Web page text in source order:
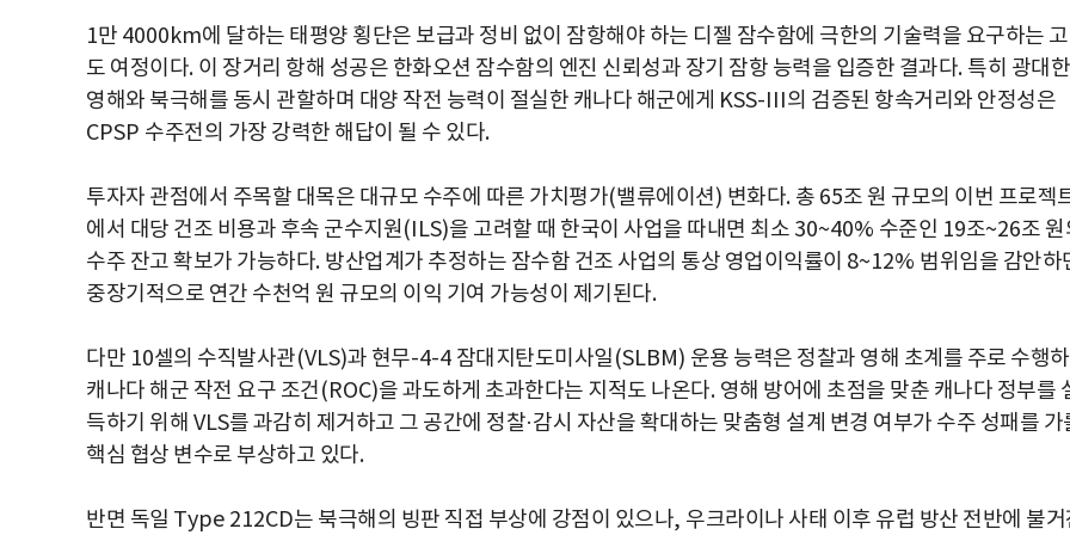
1만 4000km에 달하는 태평양 횡단은 보급과 정비 없이 잠항해야 하는 디젤 잠수함에 극한의 기술력을 요구하는
도 여정이다. 이 장거리 항해 성공은 한화오션 잠수함의 엔진 신뢰성과 장기 잠항 능력을 입증한 결과다. 특히 광대한
영해와 북극해를 동시 관할하며 대양 작전 능력이 절실한 캐나다 해군에게 KSS-III의 검증된 항속거리와 안정성은
CPSP 수주전의 가장 강력한 해답이 될 수 있다.
투자자 관점에서 주목할 대목은 대규모 수주에 따른 가치평가(밸류에이션) 변화다. 총 65조 원 규모의 이번 프로젝
에서 대당 건조 비용과 후속 군수지원(ILS)을 고려할 때 한국이 사업을 따내면 최소 30~40% 수준인 19조~26조 원
수주 잔고 확보가 가능하다. 방산업계가 추정하는 잠수함 건조 사업의 통상 영업이익률이 8~12% 범위임을 감안하
중장기적으로 연간 수천억 원 규모의 이익 기여 가능성이 제기된다.
다만 10셀의 수직발사관(VLS)과 현무-4-4 잠대지탄도미사일(SLBM) 운용 능력은 정찰과 영해 초계를 주로 수행
캐나다 해군 작전 요구 조건(ROC)을 과도하게 초과한다는 지적도 나온다. 영해 방어에 초점을 맞춘 캐나다 정부를
득하기 위해 VLS를 과감히 제거하고 그 공간에 정찰·감시 자산을 확대하는 맞춤형 설계 변경 여부가 수주 성패를 가
핵심 협상 변수로 부상하고 있다.
반면 독일 Type 212CD는 북극해의 빙판 직접 부상에 강점이 있으나, 우크라이나 사태 이후 유럽 방산 전반에 불거